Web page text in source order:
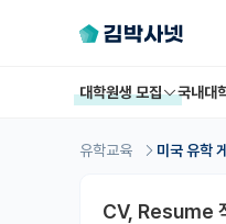
대학원생 모집 국내대
유학교육 미국 유학
CV, Resume